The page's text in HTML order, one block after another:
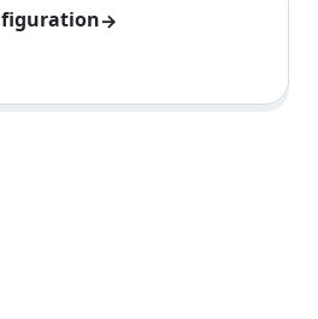
→